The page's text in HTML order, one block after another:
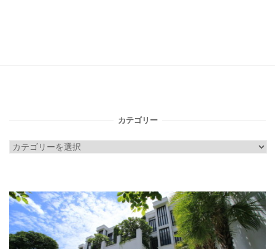
カテゴリー
カ
リ
ー